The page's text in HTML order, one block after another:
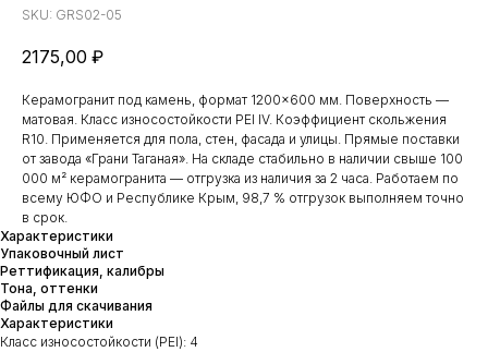
SKU: GRS02-05
2175,00 ₽
Керамогранит под камень, формат 1200×600 мм. Поверхность —
матовая. Класс износостойкости PEI IV. Коэффициент скольжения
R10. Применяется для пола, стен, фасада и улицы. Прямые поставки
от завода «Грани Таганая». На складе стабильно в наличии свыше 100
000 м² керамогранита — отгрузка из наличия за 2 часа. Работаем по
всему ЮФО и Республике Крым, 98,7 % отгрузок выполняем точно
в срок.
Характеристики
Упаковочный лист
Реттификация, калибры
Тона, оттенки
Файлы для скачивания
Характеристики
Класс износостойкости (PEI): 4